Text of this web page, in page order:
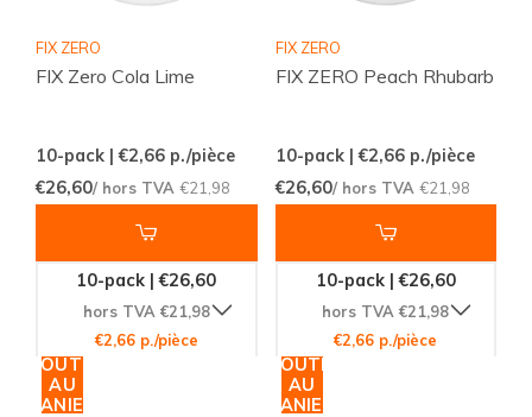
FIX ZERO
FIX Zero Cola Lime
10-pack | €2,66 p./pièce
€26,60/ hors TVA €21,98
10-pack | €26,60
hors TVA €21,98
€2,66 p./pièce
AJOUTER
AU
PANIER
FIX ZERO
FIX ZERO Peach Rhubarb
10-pack | €2,66p./pièce
€26,60/ hors TVA €21,98
10-pack | €26,60
hors TVA €21,98
€2,66 p./pièce
AJOUTER
AU
PANIER